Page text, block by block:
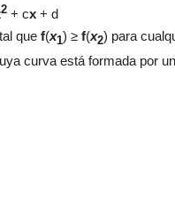
2 + cx + d
tal que f(x1) ≥ f(x2) para
curva está formada por un